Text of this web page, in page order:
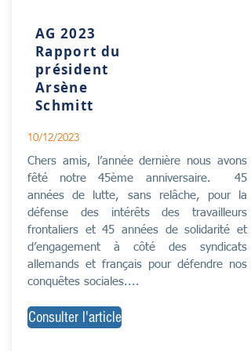
AG 2023
Rapport du
président
Arsène
Schmitt
10/12/2023
Chers amis, l’année dernière nous avons
fêté notre 45ème anniversaire. 45
années de lutte, sans relâche, pour la
défense des intérêts des travailleurs
frontaliers et 45 années de solidarité et
d’engagement à côté des syndicats
allemands et français pour défendre nos
conquêtes sociales....
Consulter l'article